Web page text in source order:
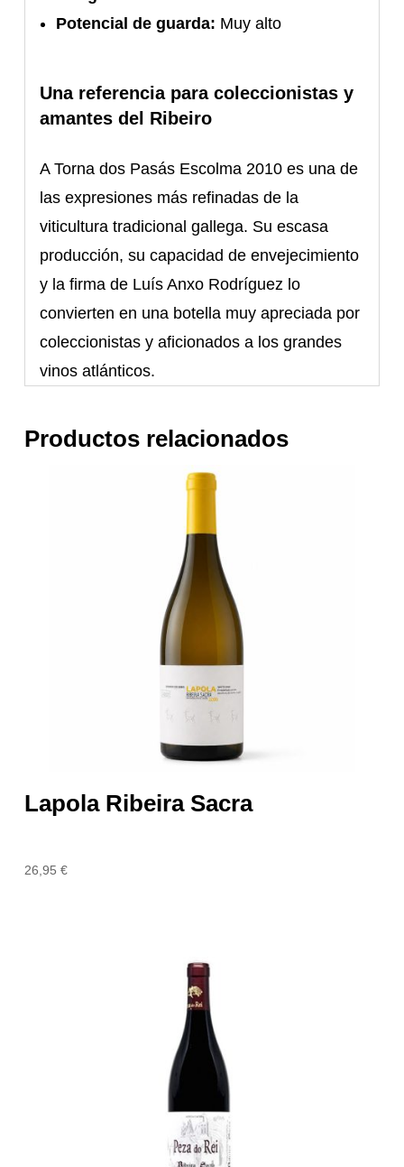
Potencial de guarda: Muy alto
Una referencia para coleccionistas y
amantes del Ribeiro
A Torna dos Pasás Escolma 2010 es una de
las expresiones más refinadas de la
viticultura tradicional gallega. Su escasa
producción, su capacidad de envejecimiento
y la firma de Luís Anxo Rodríguez lo
convierten en una botella muy apreciada por
coleccionistas y aficionados a los grandes
vinos atlánticos.
Productos relacionados
Lapola Ribeira Sacra
26,95€